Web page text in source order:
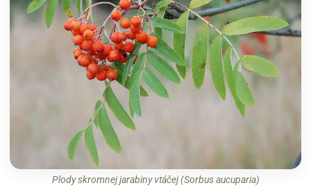
Plody skromnej jarabiny vtáčej (Sorbus aucuparia)